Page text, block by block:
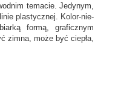
temacie. Jedynym,
plastycznej. Kolor-nie-
formą, graficznym
zimna, może być ciepła,